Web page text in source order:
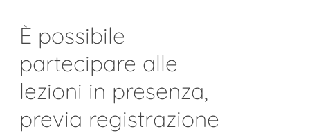
È possibile
partecipare alle
lezioni in presenza,
previa registrazione